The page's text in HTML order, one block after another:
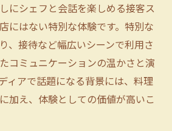
にシェフと会話を楽しめる接客ス
にはない特別な体験です。特別な
、接待など幅広いシーンで利用さ
コミュニケーションの温かさと演
ィアで話題になる背景には、料理
加え、体験としての価値が高いこ